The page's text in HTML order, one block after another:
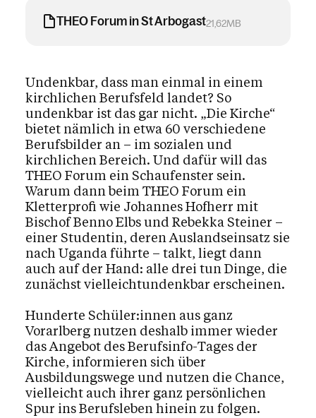
THEO Forum in St Arbogast21,62MB
Undenkbar, dass man einmal in einem
kirchlichen Berufsfeld landet? So
undenkbar ist das gar nicht. „Die Kirche“
bietet nämlich in etwa 60 verschiedene
Berufsbilder an – im sozialen und
kirchlichen Bereich. Und dafür will das
THEO Forum ein Schaufenster sein.
Warum dann beim THEO Forum ein
Kletterprofi wie Johannes Hofherr mit
Bischof Benno Elbs und Rebekka Steiner –
einer Studentin, deren Auslandseinsatz sie
nach Uganda führte – talkt, liegt dann
auch auf der Hand: alle drei tun Dinge, die
zunächst vielleichtundenkbar erscheinen.
Hunderte Schüler:innen aus ganz
Vorarlberg nutzen deshalb immer wieder
das Angebot des Berufsinfo-Tages der
Kirche, informieren sich über
Ausbildungswege und nutzen die Chance,
vielleicht auch ihrer ganz persönlichen
Spur ins Berufsleben hinein zu folgen.